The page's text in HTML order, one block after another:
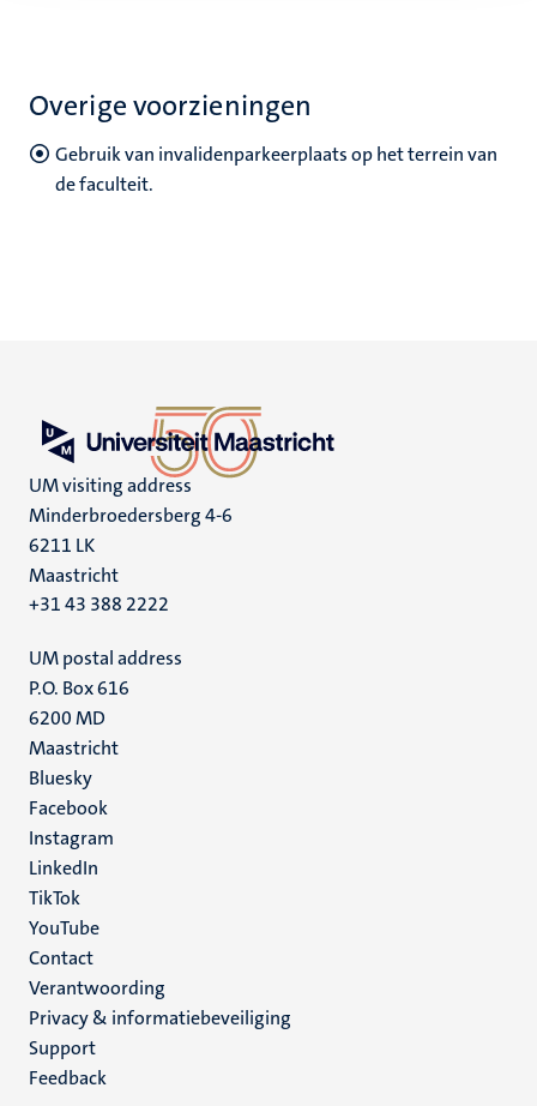
Overige voorzieningen
Gebruik van invalidenparkeerplaats op het terrein van
de faculteit.
UM visiting address
Minderbroedersberg 4-6
6211 LK
Maastricht
+31 43 388 2222
UM postal address
P.O. Box 616
6200 MD
Maastricht
Social
media
Bluesky
Facebook
Instagram
LinkedIn
TikTok
YouTube
Menu
footer
(NL)
Contact
Verantwoording
Privacy & informatiebeveiliging
Support
Feedback